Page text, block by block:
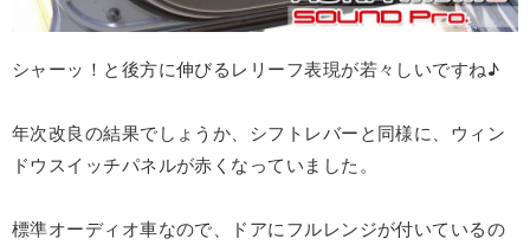
シャーッ！と後方に伸びるレリーフ表現が若々しいですね♪
年次改良の結果でしょうか、シフトレバーと同様に、ウィン
ドウスイッチパネルが赤くなっていました。
標準オーディオ車なので、ドアにフルレンジが付いているの